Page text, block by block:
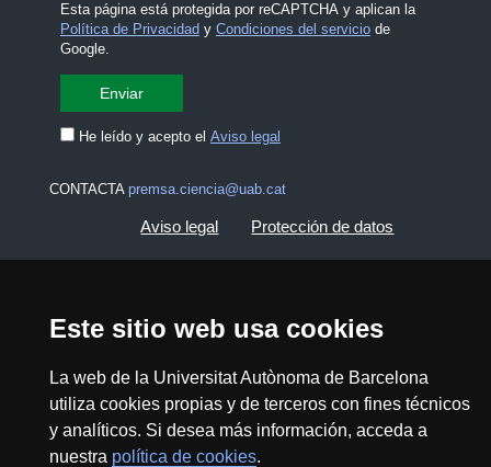
Este sitio web usa cookies
La web de la Universitat Autònoma de Barcelona
utiliza cookies propias y de terceros con fines técnicos
y analíticos. Si desea más información, acceda a
nuestra política de cookies.
Esta página está protegida por reCAPTCHA y aplican la
Política de Privacidad y Condiciones del serviciode
Google.
He leído y acepto el Aviso legal
CONTACTA premsa.ciencia@uab.cat
Aviso legal Protección de datos
Mapa del web UAB
2026 Divulga UAB - Commons Reconocimiento -
No Comercial (CC BY NC) - ISSN: 2014-6388
View low-bandwidth version